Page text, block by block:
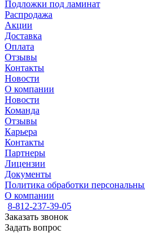
Подложки под ламинат
Распродажа
Акции
Доставка
Оплата
Отзывы
Контакты
Новости
О компании
Новости
Команда
Отзывы
Карьера
Контакты
Партнеры
Лицензии
Документы
Политика обработки
О компании
8-812-237-39-05
Заказать звонок
Задать вопрос